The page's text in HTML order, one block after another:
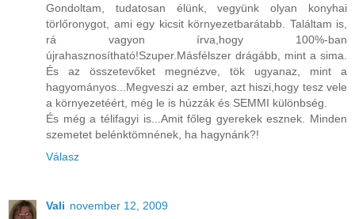
Gondoltam, tudatosan élünk, vegyünk olyan konyhai
törlőronygot, ami egy kicsit környezetbarátabb. Találtam is,
rá vagyon írva,hogy 100%-ban
újrahasznosítható!Szuper.Másfélszer drágább, mint a sima.
És az összetevőket megnézve, tök ugyanaz, mint a
hagyományos...Megveszi az ember, azt hiszi,hogy tesz vele
a környezetéért, még le is húzzák és SEMMI különbség.
És még a télifagyi is...Amit főleg gyerekek esznek. Minden
szemetet belénktömnének, ha hagynánk?!
Válasz
Vali november 12, 2009